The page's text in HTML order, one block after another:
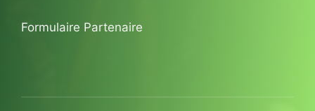
Formulaire Partenaire